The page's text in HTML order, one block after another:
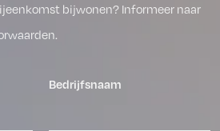
bijwonen? Informeer naar
Bedrijfsnaam